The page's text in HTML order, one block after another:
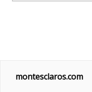
montesclaros.com